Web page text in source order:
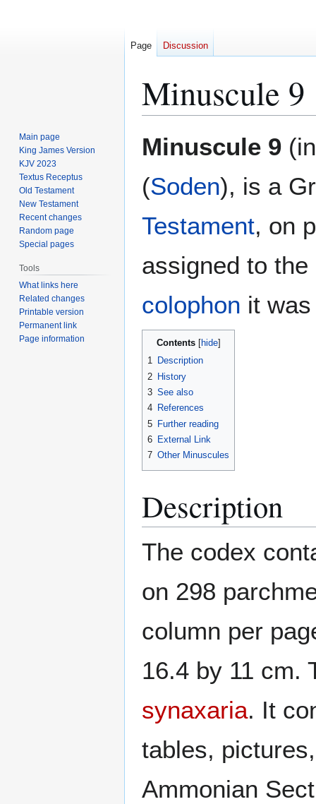
Minuscule 9
toto
Minuscule 9
(Soden), is a
Testament, on
assigned to
colophon it
Contents
1 Description
2 History
3 See also
4 References
5 Further reading
6 External Link
7 Other Minuscules
Description
The codex
on 298
column per
16.4 by 11 cm.
synaxaria. It
tables, pictures,
Ammonian
Page Discussion
Main page
King James Version
KJV 2023
Textus Receptus
Old Testament
New Testament
Recent changes
Random page
Special pages
Tools
What links here
Related changes
Printable version
Permanent link
Page information